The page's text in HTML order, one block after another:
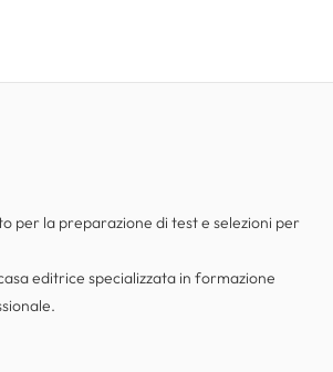
per la preparazione di test e selezioni per
editrice specializzata in formazione